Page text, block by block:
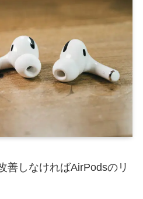
善しなければAirPodsのリ